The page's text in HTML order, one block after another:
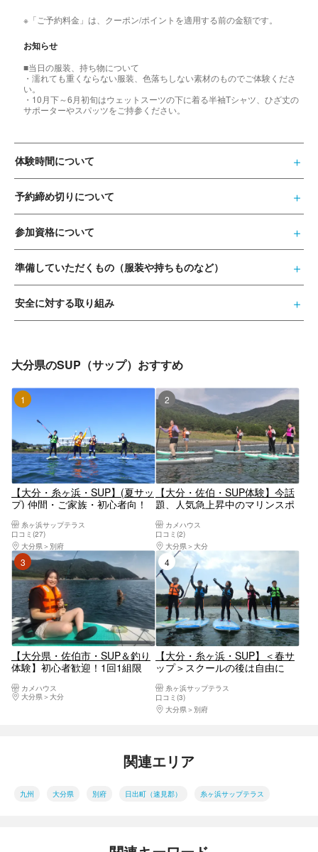
※「ご予約料金」は、クーポン/ポイントを適用する前の金額です。
お知らせ
■当日の服装、持ち物について
・濡れても重くならない服装、色落ちしない素材のものでご体験くださ
い。
・10月下～6月初旬はウェットスーツの下に着る半袖Tシャツ、ひざ丈の
サポーターやスパッツをご持参ください。
体験時間について
予約締め切りについて
参加資格について
準備していただくもの（服装や持ちものなど）
安全に対する取り組み
大分県のSUP（サップ）おすすめ
【大分・糸ヶ浜・SUP】(夏サッ
プ) 仲間・ご家族・初心者向！
+写真
糸ヶ浜サップテラス
口コミ(27)
大分県
別府
2位
【大分・佐伯・SUP体験】今話
題、人気急上昇中のマリンスポ
ード」！家族、ご友人、カップ
ル、子どもも女性もどなたでも
体験できます！
カメハウス
口コミ(2)
大分県
大分
3位
【大分県・佐伯市・SUP＆釣り
体験】初心者歓迎！1回1組限
SUPフィッシング
カメハウス
大分県
大分
4位
【大分・糸ヶ浜・SUP】＜春サ
ップ＞スクールの後は自由に
糸ヶ浜サップテラス
口コミ(3)
大分県
別府
関連エリア
九州 大分県 別府 日出町（速見郡） 糸ヶ浜サップテラス